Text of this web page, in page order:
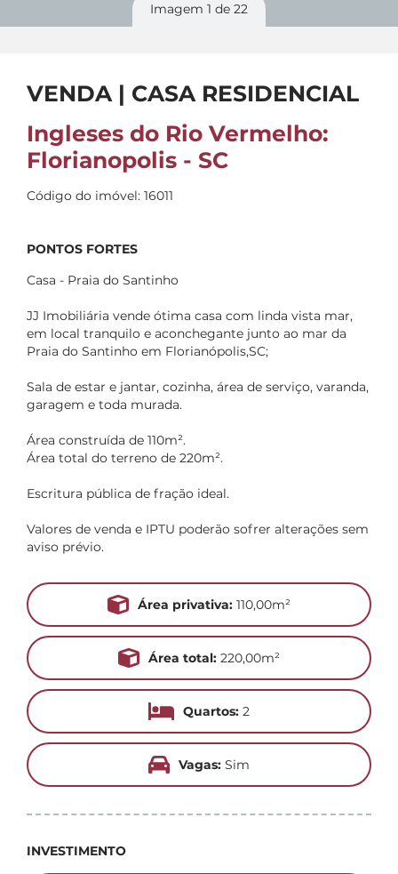
Imagem 1 de 22
VENDA | CASA RESIDENCIAL
Ingleses do Rio Vermelho:
Florianopolis - SC
Código do imóvel: 16011
PONTOS FORTES
Casa - Praia do Santinho
JJ Imobiliária vende ótima casa com linda vista mar,
em local tranquilo e aconchegante junto ao mar da
Praia do Santinho em Florianópolis,SC;
Sala de estar e jantar, cozinha, área de serviço, varanda,
garagem e toda murada.
Área construída de 110m².
Área total do terreno de 220m².
Escritura pública de fração ideal.
Valores de venda e IPTU poderão sofrer alterações sem
aviso prévio.
Área privativa:110,00m²
Área total:220,00m²
Quartos:2
Vagas:Sim
INVESTIMENTO